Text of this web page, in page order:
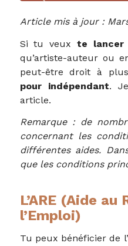
Article mis à jour :
Si tu veux te lancer
qu’artiste-auteur ou
peut-être droit à
pour indépendant.
article.
Remarque : de
concernant les
différentes aides.
que les conditions
L’ARE (Aide au
l’Emploi)
Tu peux bénéficier de l’